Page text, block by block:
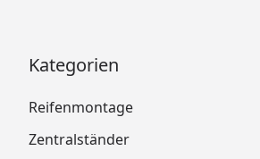
Kategorien
Reifenmontage
Zentralständer